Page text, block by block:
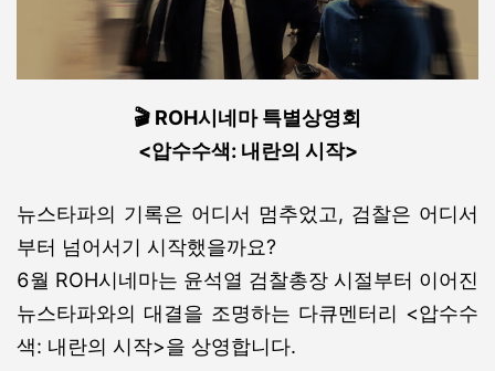
🎬 ROH시네마 특별상영회
<압수수색: 내란의 시작>
뉴스타파의 기록은 어디서 멈추었고, 검찰은 어디서
부터 넘어서기 시작했을까요?
6월 ROH시네마는 윤석열 검찰총장 시절부터 이어진
뉴스타파와의 대결을 조명하는 다큐멘터리 <압수수
색: 내란의 시작>을 상영합니다.